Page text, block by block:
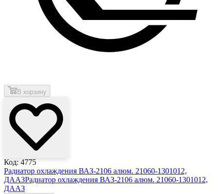
В корзину
Код: 4775
Радиатор охлаждения ВАЗ-2106 алюм. 21060-1301012,
ДААЗРадиатор охлаждения ВАЗ-2106 алюм. 21060-1301012,
ДААЗ